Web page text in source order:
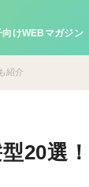
向けWEBマガジン
紹介
20選！